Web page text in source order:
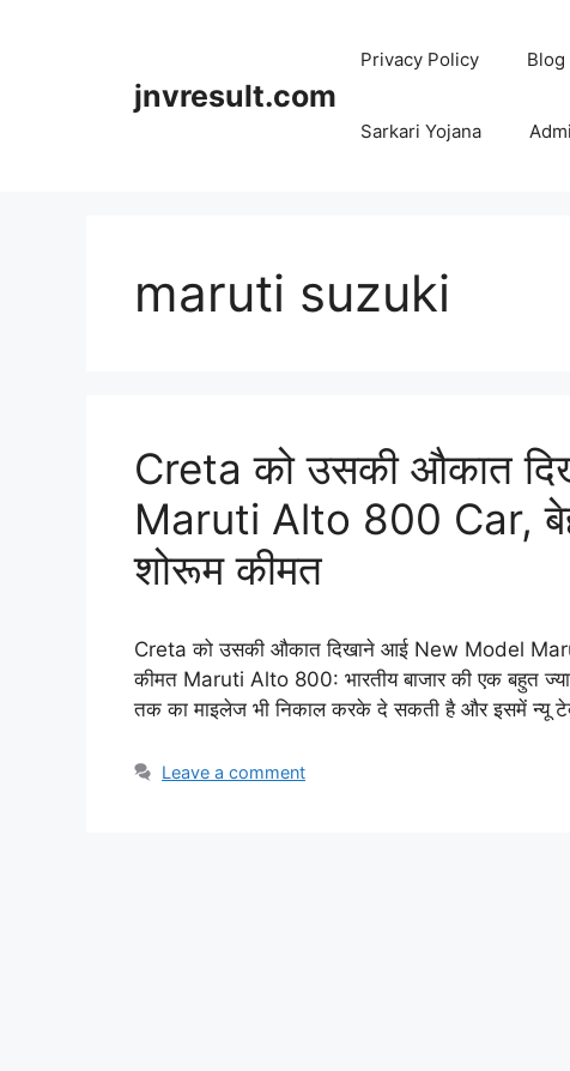
jnvresult.com
Privacy Policy Blog
Sarkari Yojana
maruti suzuki
Creta को उसकी औकात
Maruti Alto 800 Car,
शोरूम कीमत
Creta को उसकी औकात दिखाने आई New Model
कीमत Maruti Alto 800: भारतीय बाजार की एक बहुत
तक का माइलेज भी निकाल करके दे सकती है और इसमें न्यू
Leave a comment